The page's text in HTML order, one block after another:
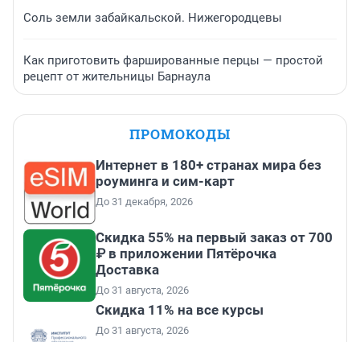
Соль земли забайкальской. Нижегородцевы
Как приготовить фаршированные перцы — простой
рецепт от жительницы Барнаула
ПРОМОКОДЫ
Интернет в 180+ странах мира без
роуминга и сим-карт
До 31 декабря, 2026
Скидка 55% на первый заказ от 700
₽ в приложении Пятёрочка
Доставка
До 31 августа, 2026
Скидка 11% на все курсы
До 31 августа, 2026